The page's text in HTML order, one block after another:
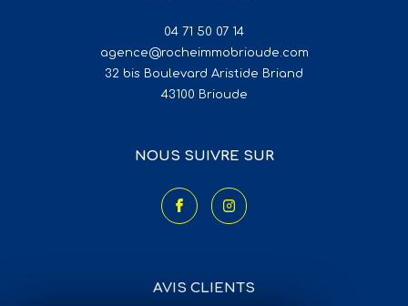
04 71 50 07 14
agence@rocheimmobrioude.com
32 bis Boulevard Aristide Briand
43100
brioude
NOUS SUIVRE SUR
AVIS CLIENTS